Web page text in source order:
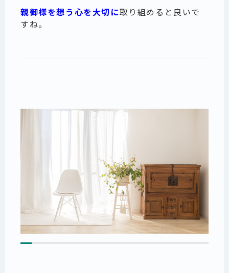
親御様を想う心を大切に取り組めると良いで
すね。